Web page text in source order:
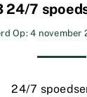
24/7
Op: 4 november
24/7